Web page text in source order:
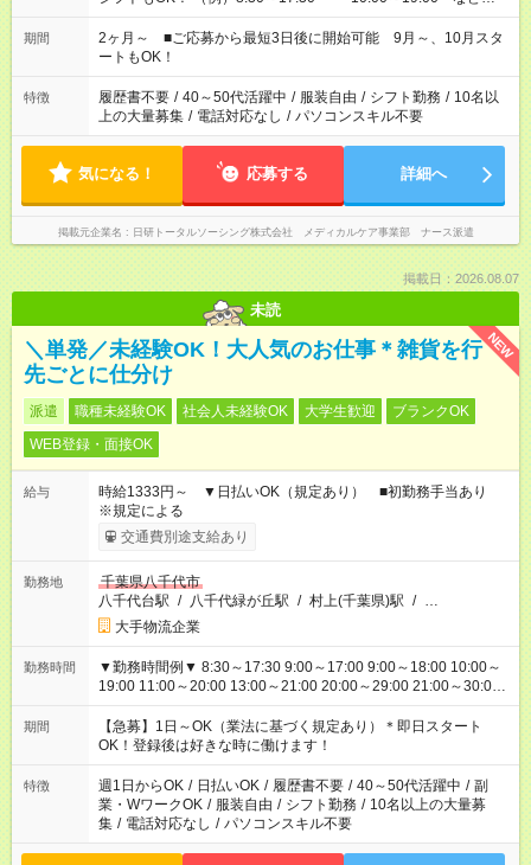
「家族とお休みを合わせたい」 「余裕を持って夕飯の準備がし
たい」 「できれば残業はしたくない」 など、ご希望があれば教
えてくださいね。 ※Wワーク希望の方へ 今ご覧のお仕事で希望
する勤務時間と、もう1つのお仕事の勤務時間。 合計で週40時
間を超える場合は応募できません
期間
2ヶ月～ ■ご応募から最短3日後に開始可能 9月～、10月スタ
ートもOK！
特徴 履歴書不要 / 40～50代活躍中 / 服装自由 / シフト勤務 / 10名以
上の大量募集 / 電話対応なし / パソコンスキル不要
気になる！ 応募する 詳細へ
掲載元企業名 日研トータルソーシング株式会社 メディカルケア事業部 ナース派遣
掲載日：2026.08.07
未読
NEW
＼単発／未経験OK！大人気のお仕事＊雑貨を行
先ごとに仕分け
派遣 職種未経験OK 社会人未経験OK 大学生歓迎
ブランクOK
WEB登録・面接OK
給与
時給1333円～ ▼日払いOK（規定あり） ■初勤務手当あり
※規定による
交通費別途支給あり
勤務地
千葉県八千代市
八千代台駅 / 八千代緑が丘駅 / 村上(千葉県)駅 / …
大手物流企業
勤務時間
▼勤務時間例▼ 8:30～17:30 9:00～17:00 9:00～18:00 10:00～
19:00 11:00～20:00 13:00～21:00 20:00～29:00 21:00～30:00
22:00～31:00 上記以外にもシフトパターンあり！ 短時間の勤務
もご紹介できる場合があるのでご相談ください！ ご都合に合わ
せてお仕事をご案内します＾＾
期間
【急募】1日～OK（業法に基づく規定あり）＊即日スタート
OK！登録後は好きな時に働けます！
特徴 週1日からOK / 日払いOK / 履歴書不要 / 40～50代活躍中 / 副
業・WワークOK / 服装自由 / シフト勤務 / 10名以上の大量募
集 / 電話対応なし / パソコンスキル不要